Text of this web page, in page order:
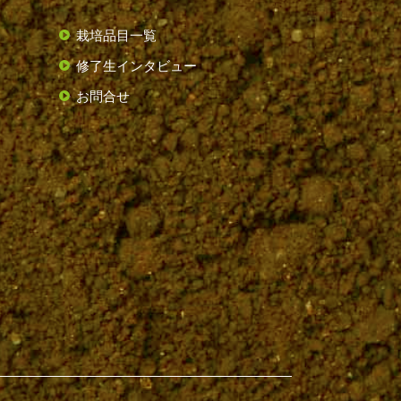
栽培品目一覧
修了生インタビュー
お問合せ